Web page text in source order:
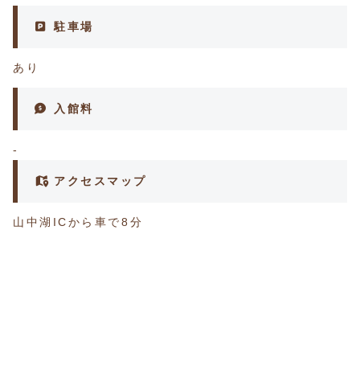
駐車場
あり
入館料
-
アクセスマップ
山中湖ICから車で8分